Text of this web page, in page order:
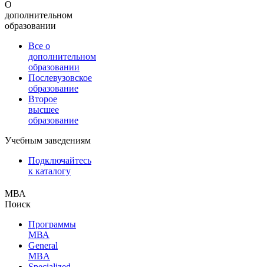
О
дополнительном
образовании
Все о
дополнительном
образовании
Послевузовское
образование
Второе
высшее
образование
Учебным заведениям
Подключайтесь
к каталогу
МВА
Поиск
Программы
МВА
General
MBA